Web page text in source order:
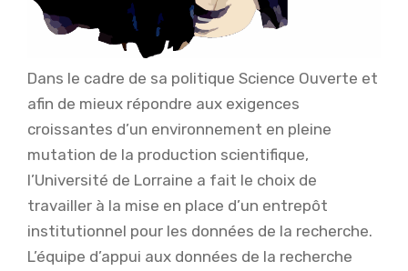
Dans le cadre de sa politique Science Ouverte et
afin de mieux répondre aux exigences
croissantes d’un environnement en pleine
mutation de la production scientifique,
l’Université de Lorraine a fait le choix de
travailler à la mise en place d’un entrepôt
institutionnel pour les données de la recherche.
L’équipe d’appui aux données de la recherche